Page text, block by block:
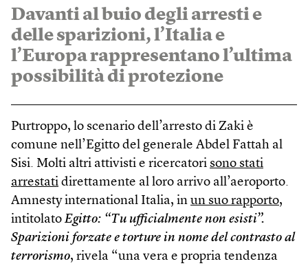
Davanti al buio degli arresti e
delle sparizioni, l’Italia e
l’Europa rappresentano l’ultima
possibilità di protezione
Purtroppo, lo scenario dell’arresto di Zaki è
comune nell’Egitto del generale Abdel Fattah al
Sisi. Molti altri attivisti e ricercatori sono stati
arrestati direttamente al loro arrivo all’aeroporto.
Amnesty international Italia, in un suo rapporto,
intitolato Egitto: “Tu ufficialmente non esisti”.
Sparizioni forzate e torture in nome del contrasto al
terrorismo, rivela “una vera e propria tendenza